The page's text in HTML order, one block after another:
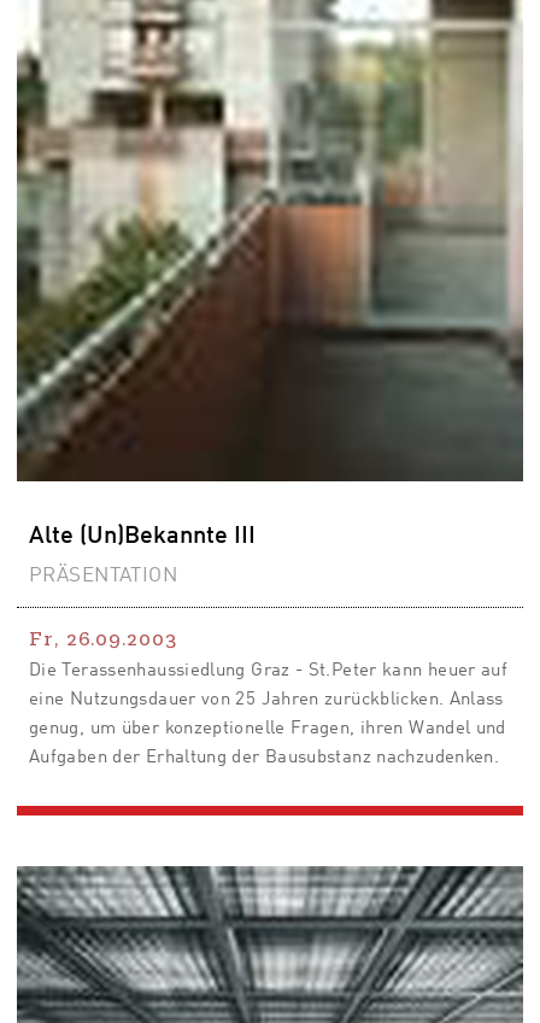
Alte (Un)Bekannte III
PRÄSENTATION
Fr, 26.09.2003
Die Terassenhaussiedlung Graz - St.Peter kann heuer auf
eine Nutzungsdauer von 25 Jahren zurückblicken. Anlass
genug, um über konzeptionelle Fragen, ihren Wandel und
Aufgaben der Erhaltung der Bausubstanz nachzudenken.